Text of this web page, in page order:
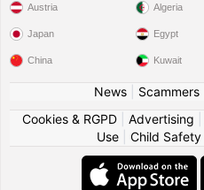
Austria
Japan
China
Algeria
Egypt
Kuwait
News| Scammers|
Cookies & RGPD| Advertising
Use
Child Safety